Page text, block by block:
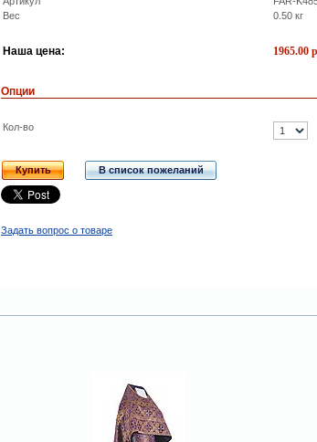
Вес
0.50 кг
Наша цена: 1965.00
Опции
Кол-во
Купить В список пожеланий
Задать вопрос о товаре